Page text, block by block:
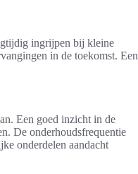
ingrijpen bij kleine
in de toekomst. Een
Een goed inzicht in de
De onderhoudsfrequentie
onderdelen aandacht